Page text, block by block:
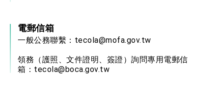
電郵信箱
一般公務聯繫： tecola@mofa.gov.tw
領務（護照、文件證明、簽證）詢問專用電郵信
箱： tecola@boca.gov.tw